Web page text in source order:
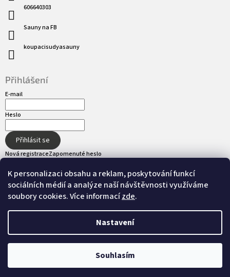
K personalizaci obsahu a reklam, poskytování funkcí
sociálních médií a analýze naší návštěvnosti využíváme
soubory cookies. Více informacízde.
Nastavení
Souhlasím
606640303
Sauny na FB
koupacisudyasauny
Přihlášení
E-mail
Heslo
Přihlásit se
Nová registraceZapomenuté heslo
Přijímáme online platby
Vytvořil Shoptet
Nastavil tým EshopyUmíme.czCopyright 2026
vyhrazena.Upravit nastavení cookies